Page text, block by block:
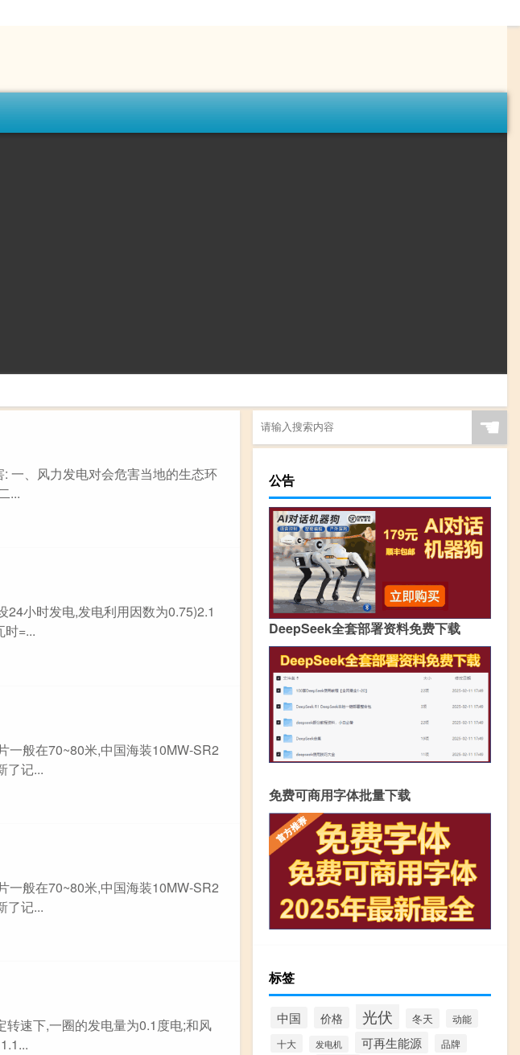
一、风力发电对会危害当地的生态环
...
小时发电,发电利用因数为0.75)2.1
时=...
一般在70~80米,中国海装10MW-SR2
了记...
一般在70~80米,中国海装10MW-SR2
了记...
速下,一圈的发电量为0.1度电;和风
☚
公告
DeepSeek全套部署资料免费下载
免费可商用字体批量下载
标签
中国 价格 光伏 冬天
动能
十大
发电机 可再生能源 品牌